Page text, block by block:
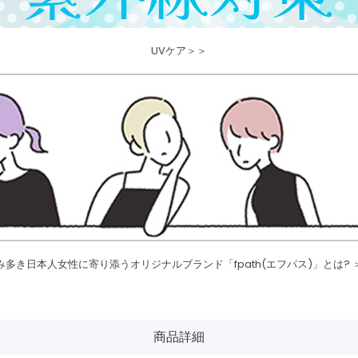
UVケア＞＞
多き日本人女性に寄り添うオリジナルブランド「fpath(エフパス)」とは?
商品詳細